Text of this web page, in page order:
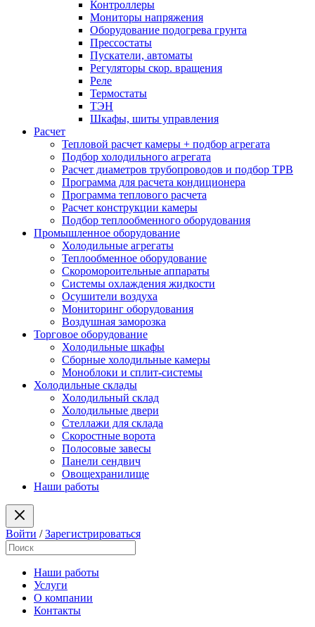
Контроллеры
Мониторы напряжения
Оборудование подогрева грунта
Прессостаты
Пускатели, автоматы
Регуляторы скор. вращения
Реле
Термостаты
ТЭН
Шкафы, шиты управления
Расчет
Тепловой расчет камеры + подбор агрегата
Подбор холодильного агрегата
Расчет диаметров трубопроводов и подбор ТРВ
Программа для расчета кондиционера
Программа теплового расчета
Расчет конструкции камеры
Подбор теплообменного оборудования
Промышленное оборудование
Холодильные агрегаты
Теплообменное оборудование
Скоромороительные аппараты
Системы охлаждения жидкости
Осушители воздуха
Мониторинг оборудования
Воздушная заморозка
Торговое оборудование
Холодильные шкафы
Сборные холодильные камеры
Моноблоки и сплит-системы
Холодильные склады
Холодильный склад
Холодильные двери
Стеллажи для склада
Скоростные ворота
Полосовые завесы
Панели сендвич
Овощехранилище
Наши работы
Войти /Зарегистрироваться
Наши работы
Услуги
О компании
Контакты